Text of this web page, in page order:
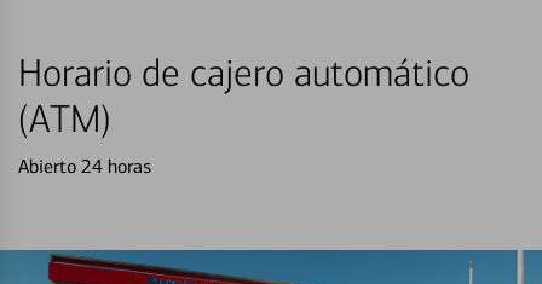
Horario de cajero automático
(ATM)
Abierto 24 horas